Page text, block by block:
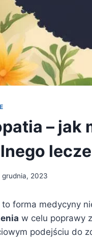
– jak
grudnia, 2023
to forma medycyny
w celu poprawy
podejściu do